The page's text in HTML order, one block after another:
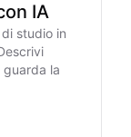
IA
studio in
la